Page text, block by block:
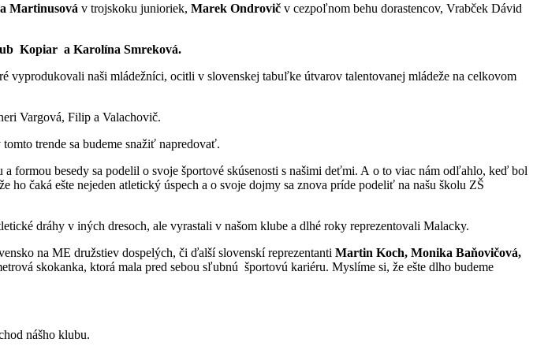
Martinusová v trojskoku junioriek, Marek Ondrovič v cezpoľnom behu dorastencov, Vrabček Dávid
Kopiar a Karolína Smreková.
vyprodukovali naši mládežníci, ocitli v slovenskej tabuľke útvarov talentovanej mládeže na celkovom
Vargová, Filip a Valachovič.
trende sa budeme snažiť napredovať.
formou besedy sa podelil o svoje športové skúsenosti s našimi deťmi. A o to viac nám odľahlo, keď bol
čaká ešte nejeden atletický úspech a o svoje dojmy sa znova príde podeliť na našu školu ZŠ
dráhy v iných dresoch, ale vyrastali v našom klube a dlhé roky reprezentovali Malacky.
na ME družstiev dospelých, či ďalší slovenskí reprezentanti Martin Koch, Monika Baňovičová,
skokanka, ktorá mala pred sebou sľubnú športovú kariéru. Myslíme si, že ešte dlho budeme
nášho klubu.